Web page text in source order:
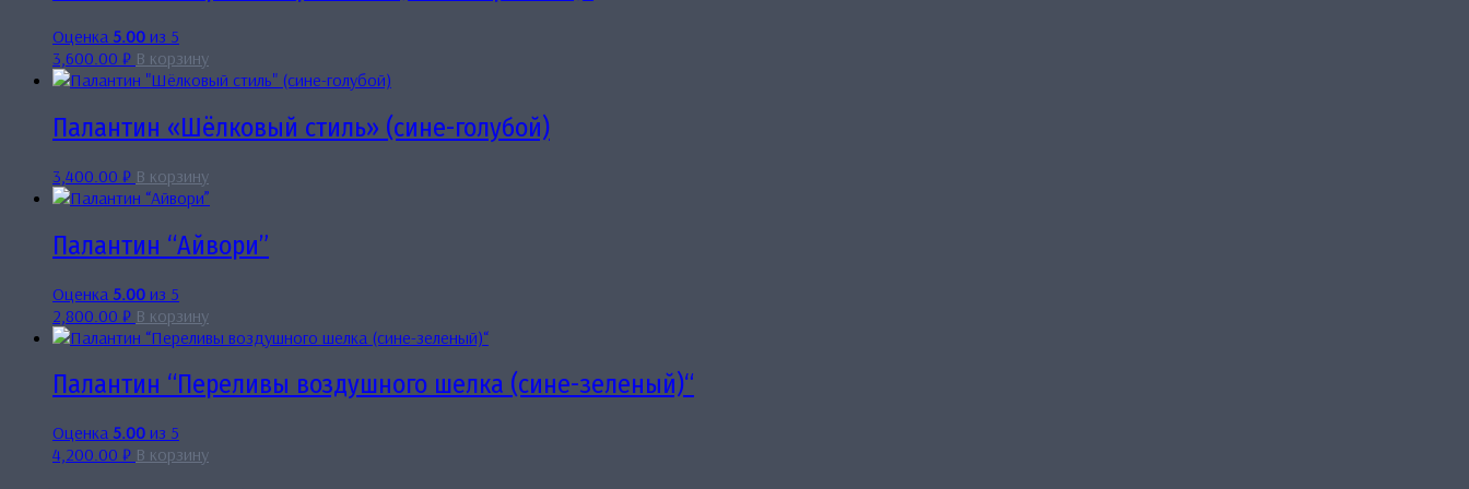
Оценка 5.00 из 5
3,600.00 ₽ В корзину
Палантин «Шёлковый стиль» (сине-голубой)
3,400.00 ₽ В корзину
Палантин “Айвори”
Оценка 5.00 из 5
2,800.00 ₽ В корзину
Палантин “Переливы воздушного шелка (сине-зеленый)“
Оценка 5.00 из 5
4,200.00 ₽ В корзину